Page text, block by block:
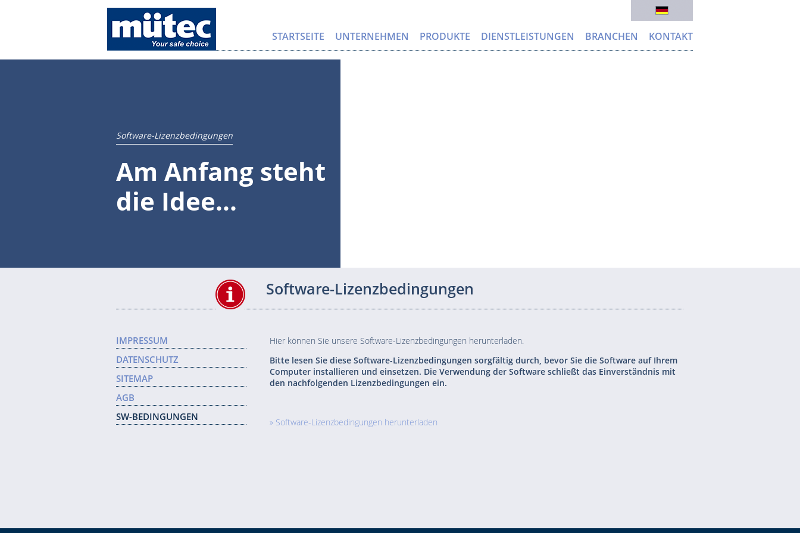
STARTSEITE UNTERNEHMEN PRODUKTE DIENSTLEISTUNGEN BRANCHEN KONTAKT
Software-Lizenzbedingungen
Am Anfang steht
die Idee...
Software-Lizenzbedingungen
Hier können Sie unsere Software-Lizenzbedingungen herunterladen.
Bitte lesen Sie diese Software-Lizenzbedingungen sorgfältig durch, bevor Sie die Software auf Ihrem
Computer installieren und einsetzen. Die Verwendung der Software schließt das Einverständnis mit
den nachfolgenden Lizenzbedingungen ein.
» Software-Lizenzbedingungen herunterladen
IMPRESSUM
DATENSCHUTZ
SITEMAP
AGB
SW-BEDINGUNGEN